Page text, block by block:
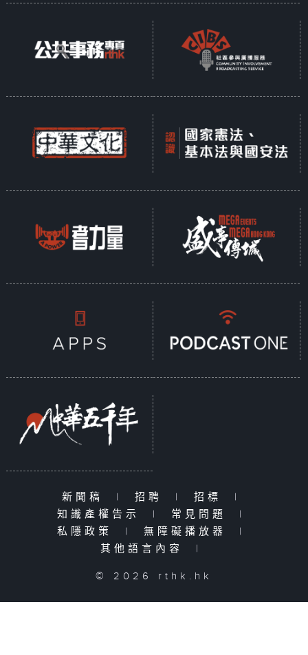
新聞稿 | 招聘 | 招標
|
知識產權告示
| 常見問題
|
私隱政策
| 無障礙播放器
|
其他語言內容
|
© 2026 rthk.hk